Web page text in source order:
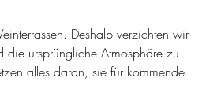
Deshalb verzichten wir
die ursprüngliche Atmosphäre zu
alles daran, sie für kommende